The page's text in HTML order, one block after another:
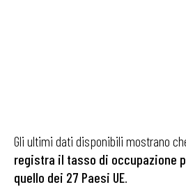
Gli ultimi dati disponibili mostrano
registra il tasso di occupazione
quello dei 27 Paesi UE.